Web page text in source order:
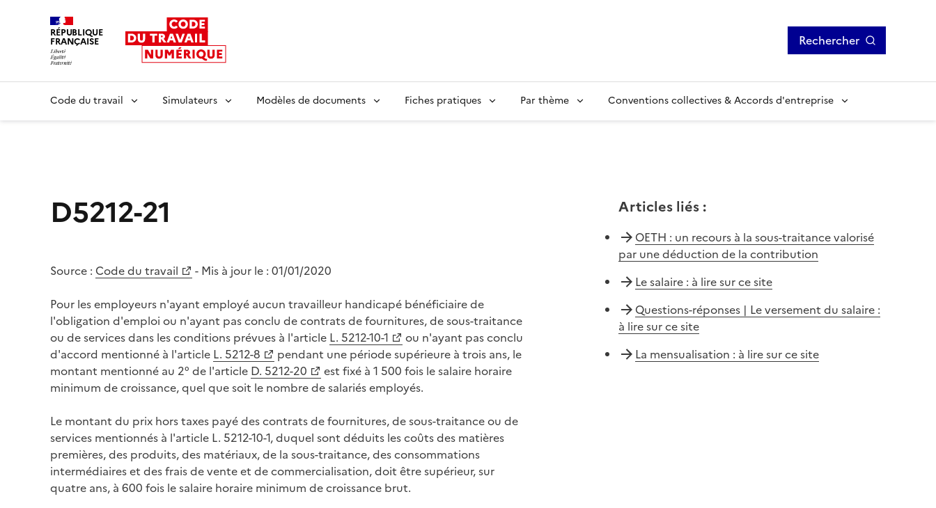
RÉPUBLIQUE
FRANÇAISE Rechercher
Code du travail Simulateurs Modèles de documents Fiches pratiques Par thème Conventions collectives & Accords d'entreprise
D5212-21
Source : Code du travail - Mis à jour le : 01/01/2020
Pour les employeurs n'ayant employé aucun travailleur handicapé bénéficiaire de
l'obligation d'emploi ou n'ayant pas conclu de contrats de fournitures, de sous-traitance
ou de services dans les conditions prévues à l'article L. 5212-10-1
ou n'ayant pas conclu
d'accord mentionné à l'article L. 5212-8
pendant une période supérieure à trois ans, le
montant mentionné au 2° de l'article D. 5212-20
est fixé à 1 500 fois le salaire horaire
minimum de croissance, quel que soit le nombre de salariés employés.
Le montant du prix hors taxes payé des contrats de fournitures, de sous-traitance ou de
services mentionnés à l'article L. 5212-10-1, duquel sont déduits les coûts des matières
premières, des produits, des matériaux, de la sous-traitance, des consommations
intermédiaires et des frais de vente et de commercialisation, doit être supérieur, sur
quatre ans, à 600 fois le salaire horaire minimum de croissance brut.
Articles liés:
OETH : un recours à la sous-traitance valorisé
par une déduction de la contribution
Le salaire : à lire sur ce site
Questions-réponses | Le versement du salaire :
à lire sur ce site
La mensualisation : à lire sur ce site